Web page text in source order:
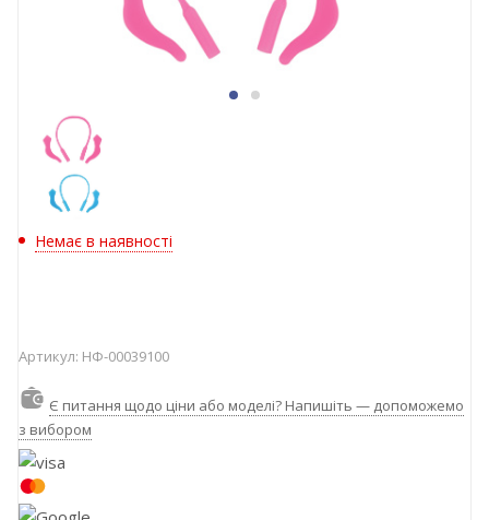
Немає в наявності
Артикул: НФ-00039100
Є питання щодо ціни або моделі? Напишіть — допоможемо
з вибором